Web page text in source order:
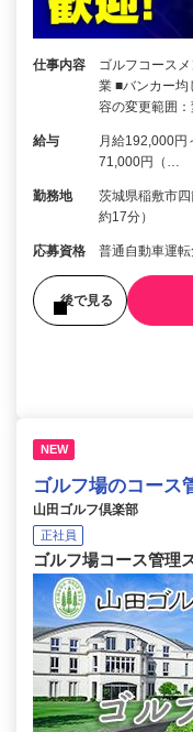
仕事内容
ゴルフコース
業 ■バンカー
容の変更範囲：
給与
月給192,000
71,000円（…
勤務地
茨城県稲敷市
約17分）
応募資格 普通自動車運転
後で見る
NEW
ゴルフ場のコース
山田ゴルフ倶楽部
正社員
ゴルフ場コース管理